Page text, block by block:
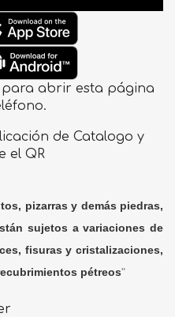
de Catalogo y
el QR
pizarras y demás piedras,
sujetos a variaciones de
fisuras y cristalizaciones,
pétreos"